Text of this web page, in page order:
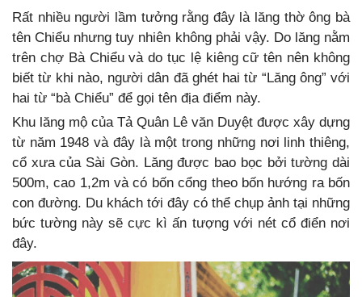
Rất nhiều người lầm tưởng rằng đây là lăng thờ ông bà
tên Chiểu nhưng tuy nhiên không phải vậy. Do lăng nằm
trên chợ Bà Chiểu và do tục lệ kiêng cữ tên nên không
biết từ khi nào, người dân đã ghét hai từ “Lăng ông” với
hai từ “bà Chiểu” để gọi tên địa điểm này.
Khu lăng mộ của Tả Quân Lê văn Duyệt được xây dựng
từ năm 1948 và đây là một trong những nơi linh thiêng,
cổ xưa của Sài Gòn. Lăng được bao bọc bởi tường dài
500m, cao 1,2m và có bốn cổng theo bốn hướng ra bốn
con đường. Du khách tới đây có thể chụp ảnh tại những
bức tường này sẽ cực kì ấn tượng với nét cổ điển nơi
đây.